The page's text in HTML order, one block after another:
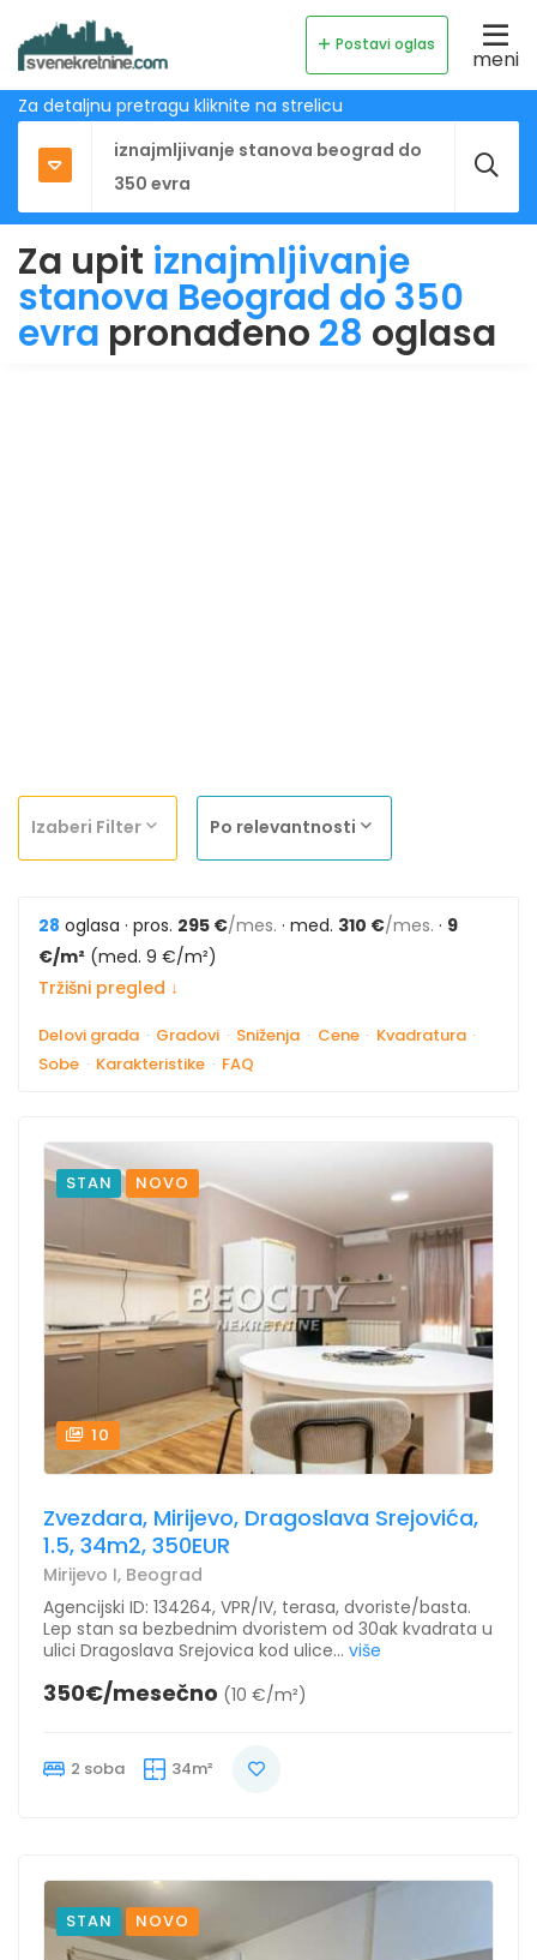
Postavi oglas
meni
Za detaljnu pretragu kliknite na strelicu
Za upit iznajmljivanje
stanova Beograd do 350
evra pronađeno 28 oglasa
Izaberi Filter Po relevantnosti
28 oglasa · pros. 295 €/mes. · med. 310 €/mes. · 9
€/m² (med. 9 €/m²)
Tržišni pregled ↓
Delovi grada · Gradovi · Sniženja · Cene · Kvadratura ·
Sobe · Karakteristike · FAQ
STAN NOVO
10
Zvezdara, Mirijevo, Dragoslava Srejovića,
1.5, 34m2, 350EUR
Mirijevo I, Beograd
Agencijski ID: 134264, VPR/IV, terasa, dvoriste/basta.
Lep stan sa bezbednim dvoristem od 30ak kvadrata u
ulici Dragoslava Srejovica kod ulice... više
350€/mesečno (10 €/m²)
2 soba 34m²
STAN NOVO